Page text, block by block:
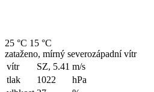
25 °C 15 °C
zataženo, mírný severozápadní vítr
vítr
SZ, 5.41 m/s
tlak
1022
hPa